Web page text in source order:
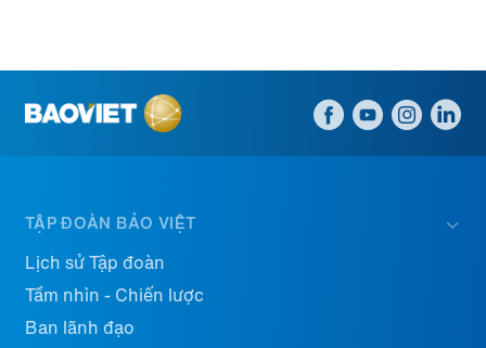
TẬP ĐOÀN BẢO VIỆT
Lịch sử Tập đoàn
Tầm nhìn - Chiến lược
Ban lãnh đạo